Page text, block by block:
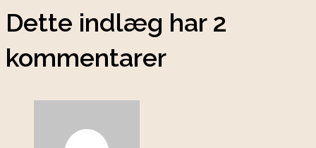
Dette indlæg har 2
kommentarer